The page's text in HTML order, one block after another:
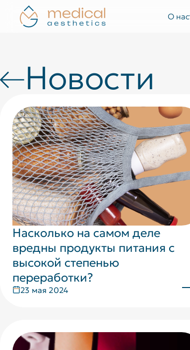
О нас
Новости
Насколько на самом деле
вредны продукты питания с
высокой степенью
переработки?
23 мая 2024